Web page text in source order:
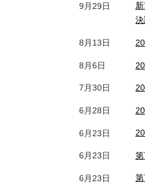
9月29日
8月13日
8月6日
7月30日
6月28日
6月23日
6月23日
6月23日